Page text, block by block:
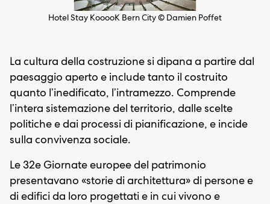
Hotel Stay KooooK Bern City © Damien Poffet
La cultura della costruzione si dipana a partire dal
paesaggio aperto e include tanto il costruito
quanto l’inedificato, l’intramezzo. Comprende
l’intera sistemazione del territorio, dalle scelte
politiche e dai processi di pianificazione, e incide
sulla convivenza sociale.
Le 32e Giornate europee del patrimonio
presentavano «storie di architettura» di persone e
di edifici da loro progettati e in cui vivono e